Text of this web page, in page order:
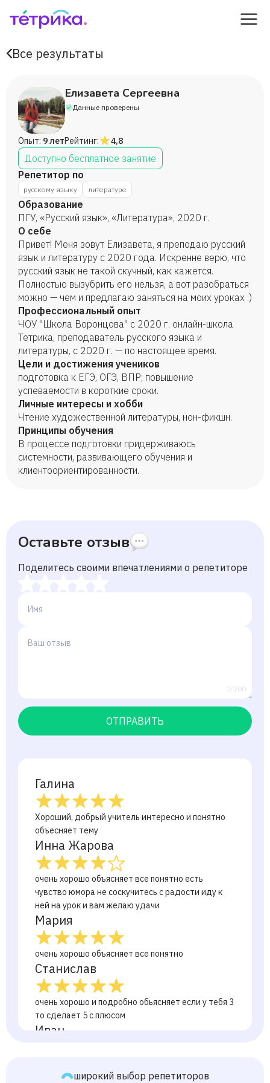
Все результаты
Елизавета Сергеевна
Данные проверены
Опыт: 9 летРейтинг: 4,8
Доступно бесплатное занятие
Репетитор по
русскому языку литературе
Образование
ПГУ, «Русский язык», «Литература», 2020 г.
О себе
Привет! Меня зовут Елизавета, я преподаю русский
язык и литературу с 2020 года. Искренне верю, что
русский язык не такой скучный, как кажется.
Полностью вызубрить его нельзя, а вот разобраться
можно — чем и предлагаю заняться на моих уроках :)
Профессиональный опыт
ЧОУ "Школа Воронцова" с 2020 г. онлайн-школа
Тетрика, преподаватель русского языка и
литературы, с 2020 г. — по настоящее время.
Цели и достижения учеников
подготовка к ЕГЭ, ОГЭ, ВПР; повышение
успеваемости в короткие сроки.
Личные интересы и хобби
Чтение художественной литературы, нон-фикшн.
Принципы обучения
В процессе подготовки придерживаюсь
системности, развивающего обучения и
клиентоориентированности.
Оставьте отзыв
Поделитесь своими впечатлениями о репетиторе
0/200
ОТПРАВИТЬ
Галина
Хороший, добрый учитель интересно и понятно
объесняет тему
Инна Жарова
очень хорошо объясняет все понятно есть
чувство юмора не соскучитесь с радости иду к
ней на урок и вам желаю удачи
Мария
очень хорошо объясняет все понятно
Станислав
очень хорошо и подробно обьясняет если у тебя 3
то сделает 5 с плюсом
Иван
Данилаширокий выбор репетиторов